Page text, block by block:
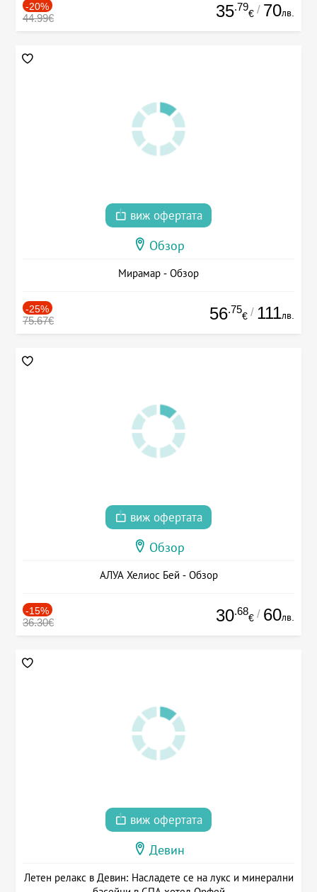
-20%
44.99€ 35.79
€ / 70лв.
виж офертата
Обзор
Мирамар - Обзор
-25%
75.67€ 56.75
€ / 111лв.
виж офертата
Обзор
АЛУА Хелиос Бей - Обзор
-15%
36.30€ 30.68
€ / 60лв.
виж офертата
Девин
Летен релакс в Девин: Насладете се на лукс и минерални